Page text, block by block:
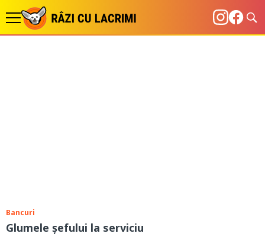
Bancuri
Glumele șefului la serviciu